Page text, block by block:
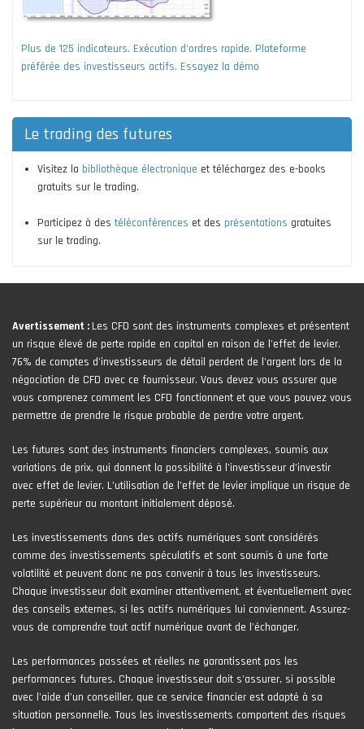
Plus de 125 indicateurs. Exécution d'ordres rapide. Plateforme
préférée des investisseurs actifs. Essayez la démo
Le trading des futures
Visitez la bibliothèque électronique et téléchargez des e-books
gratuits sur le trading.
Participez à destéléconférences et des présentations gratuites
sur le trading.
Avertissement : Les CFD sont des instruments complexes et présentent
un risque élevé de perte rapide en capital en raison de l'effet de levier.
76% de comptes d'investisseurs de détail perdent de l'argent lors de la
négociation de CFD avec ce fournisseur. Vous devez vous assurer que
vous comprenez comment les CFD fonctionnent et que vous pouvez vous
permettre de prendre le risque probable de perdre votre argent.
Les futures sont des instruments financiers complexes, soumis aux
variations de prix, qui donnent la possibilité à l’investisseur d’investir
avec effet de levier. L’utilisation de l’effet de levier implique un risque de
perte supérieur au montant initialement déposé.
Les investissements dans des actifs numériques sont considérés
comme des investissements spéculatifs et sont soumis à une forte
volatilité et peuvent donc ne pas convenir à tous les investisseurs.
Chaque investisseur doit examiner attentivement, et éventuellement avec
des conseils externes, si les actifs numériques lui conviennent. Assurez-
vous de comprendre tout actif numérique avant de l'échanger.
Les performances passées et réelles ne garantissent pas les
performances futures. Chaque investisseur doit s'assurer, si possible
avec l'aide d'un conseiller, que ce service financier est adapté à sa
situation personnelle. Tous les investissements comportent des risques